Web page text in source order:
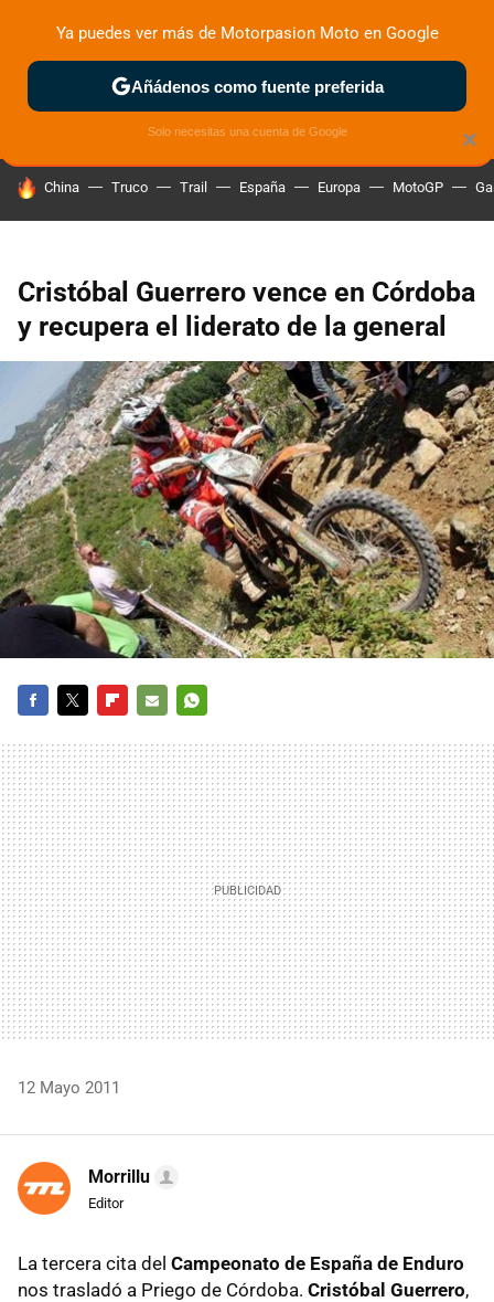
ZONA DE PRUEBAS DEPORTIVAS MOTOS ELÉCTRICAS
HOY SE HABLA DE
China Truco Trail España Europa MotoGP
Cristóbal Guerrero vence en Córdoba
y recupera el liderato de la general
MAIL
12 Mayo 2011
Morrillu
Editor
La tercera cita del Campeonato de España de Enduro
nos trasladó a Priego de Córdoba. Cristóbal Guerrero,
×
Ya puedes ver más de Motorpasion Moto en Google
Añádenos como fuente preferida
Solo necesitas una cuenta de Google